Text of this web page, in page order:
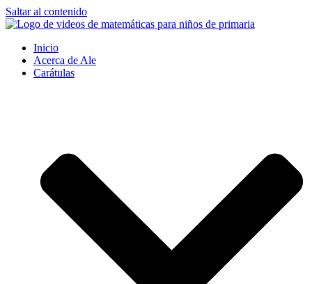
Saltar al contenido
Inicio
Acerca de Ale
Carátulas